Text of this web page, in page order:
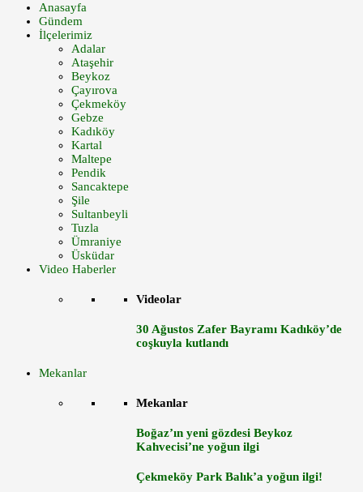
Anasayfa
Gündem
İlçelerimiz
Adalar
Ataşehir
Beykoz
Çayırova
Çekmeköy
Gebze
Kadıköy
Kartal
Maltepe
Pendik
Sancaktepe
Şile
Sultanbeyli
Tuzla
Ümraniye
Üsküdar
Video Haberler
Videolar
30 Ağustos Zafer Bayramı Kadıköy’de
coşkuyla kutlandı
Mekanlar
Mekanlar
Boğaz’ın yeni gözdesi Beykoz
Kahvecisi’ne yoğun ilgi
Çekmeköy Park Balık’a yoğun ilgi!